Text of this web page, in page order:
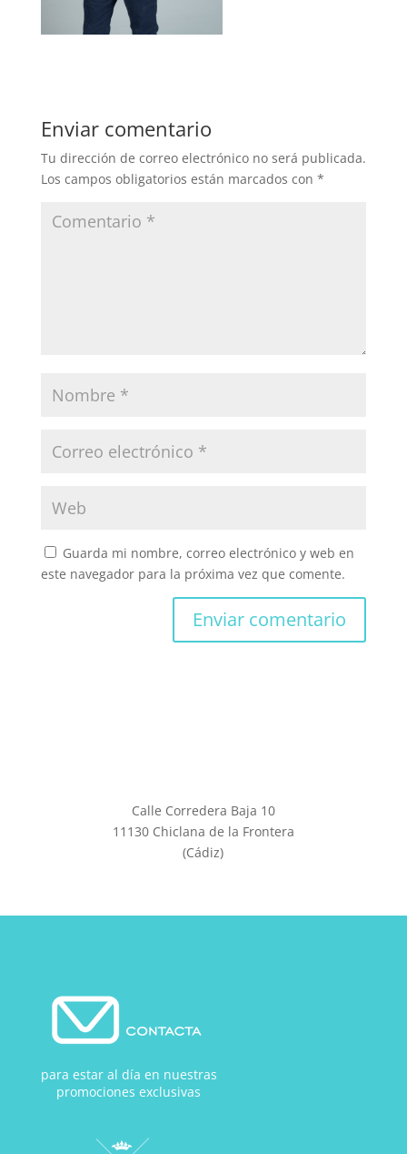
Enviar comentario
Tu dirección de correo electrónico no será publicada.
Los campos obligatorios están marcados con *
Guarda mi nombre, correo electrónico y web en
este navegador para la próxima vez que comente.
Calle Corredera Baja 10
11130 Chiclana de la Frontera
(Cádiz)
para estar al día en nuestras
promociones exclusivas